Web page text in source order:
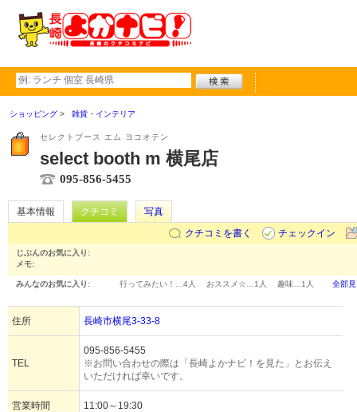
ショッピング 雑貨・インテリア
セレクトブース エム ヨコオテン
select booth m 横尾店
095-856-5455
基本情報 クチコミ
写真
クチコミを書く
チェックイン
じぶんのお気に入り:
メモ:
みんなのお気に入り: 行ってみたい！… 4人 おススメ☆… 1人 趣味… 1人 全部
住所 長崎市横尾3-33-8
TEL
095-856-5455
※お問い合わせの際は「長崎よかナビ！を見た」とお伝え
いただければ幸いです。
営業時間 11:00～19:30